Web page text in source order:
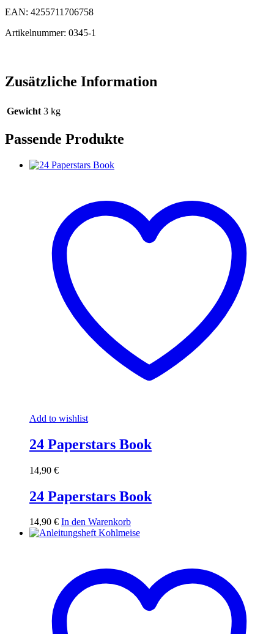
EAN: 4255711706758
Artikelnummer: 0345-1
Zusätzliche Information
Gewicht 3 kg
Passende Produkte
Add to wishlist
24 Paperstars Book
14,90 €
24 Paperstars Book
14,90 € In den Warenkorb